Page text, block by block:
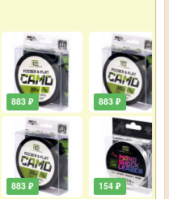
883 ₽
883 ₽
883 ₽
154 ₽